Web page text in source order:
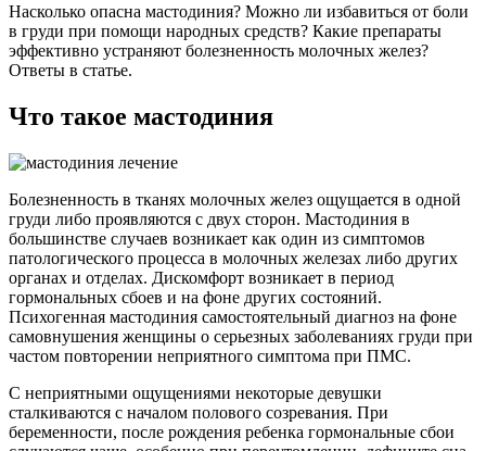
Насколько опасна мастодиния? Можно ли избавиться от боли
в груди при помощи народных средств? Какие препараты
эффективно устраняют болезненность молочных желез?
Ответы в статье.
Что такое мастодиния
Болезненность в тканях молочных желез ощущается в одной
груди либо проявляются с двух сторон. Мастодиния в
большинстве случаев возникает как один из симптомов
патологического процесса в молочных железах либо других
органах и отделах. Дискомфорт возникает в период
гормональных сбоев и на фоне других состояний.
Психогенная мастодиния самостоятельный диагноз на фоне
самовнушения женщины о серьезных заболеваниях груди при
частом повторении неприятного симптома при ПМС.
С неприятными ощущениями некоторые девушки
сталкиваются с началом полового созревания. При
беременности, после рождения ребенка гормональные сбои